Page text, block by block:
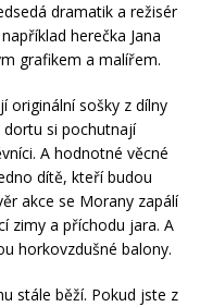
dramatik a režisér
herečka Jana
grafikem a malířem.
originální sošky z dílny
dortu si pochutnají
A hodnotné věcné
dítě, kteří budou
akce se Morany zapálí
zimy a příchodu jara. A
horkovzdušné balony.
stále běží. Pokud jste z